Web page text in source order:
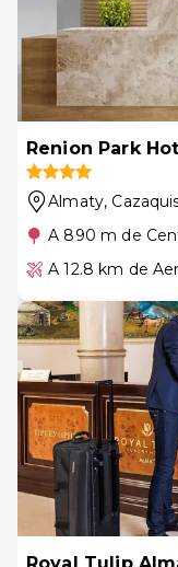
Renion Park
Almaty,
A 890 m de
A 12.8 km de